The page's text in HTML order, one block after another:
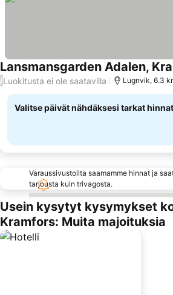
Lansmansgarden Adalen,
/Luokitusta ei ole saatavilla Lugnvik, 6.3
Valitse päivät nähdäksesi tarkat hinnat
Varaussivustoilta saamamme hinnat ja
tarjousta kuin trivagosta.
Usein kysytyt kysymykset
Kramfors: Muita majoituksia